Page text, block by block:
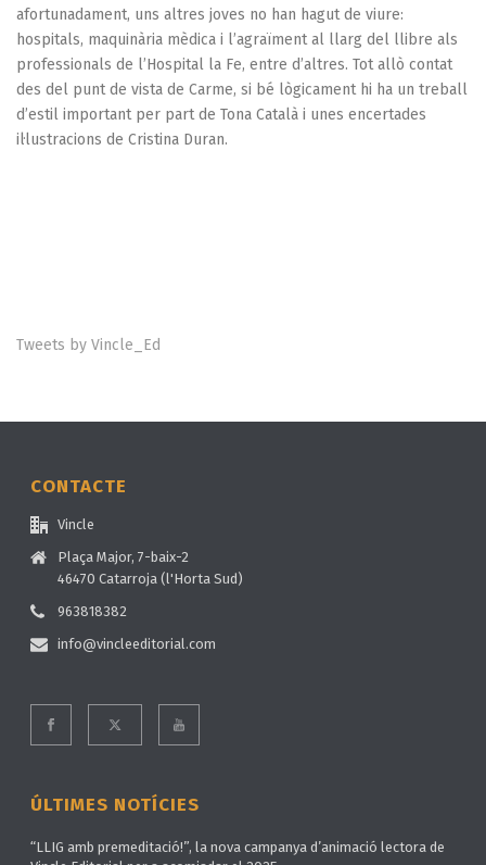
afortunadament, uns altres joves no han hagut de viure:
hospitals, maquinària mèdica i l’agraïment al llarg del llibre als
professionals de l’Hospital la Fe, entre d’altres. Tot allò contat
des del punt de vista de Carme, si bé lògicament hi ha un treball
d’estil important per part de Tona Català i unes encertades
il·lustracions de Cristina Duran.
Tweets by Vincle_Ed
CONTACTE
Vincle
Plaça Major, 7-baix-2
46470 Catarroja (l'Horta Sud)
963818382
info@vincleeditorial.com
ÚLTIMES NOTÍCIES
“LLIG amb premeditació!”, la nova campanya d’animació lectora de